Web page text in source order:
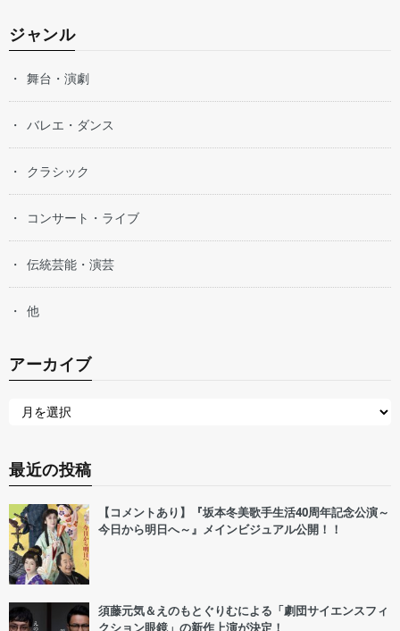
ジャンル
舞台・演劇
バレエ・ダンス
クラシック
コンサート・ライブ
伝統芸能・演芸
他
アーカイブ
最近の投稿
【コメントあり】『坂本冬美歌手生活40周年記念公演～
今日から明日へ～』メインビジュアル公開！！
須藤元気＆えのもとぐりむによる「劇団サイエンスフィ
クション眼鏡」の新作上演が決定！